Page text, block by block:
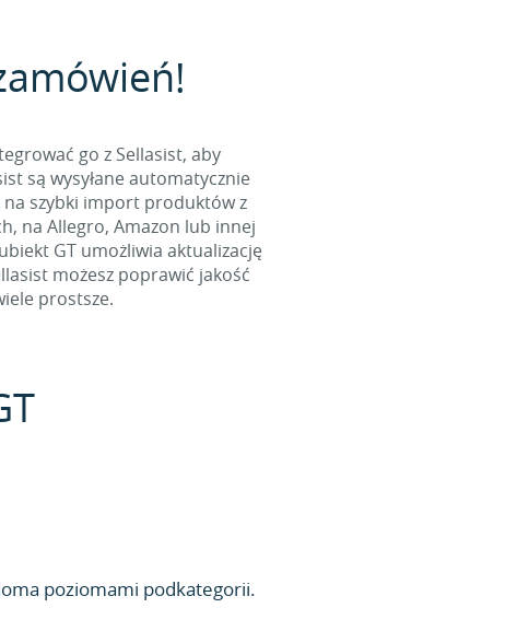
go z Sellasist, aby
są wysyłane automatycznie
szybki import produktów z
na Allegro, Amazon lub innej
GT umożliwia aktualizację
możesz poprawić jakość
prostsze.
poziomami podkategorii.